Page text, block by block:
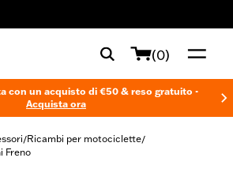
(0)
con un acquisto di €50 & reso gratuito -
Acquista ora
/Ricambi per motociclette/
Freno